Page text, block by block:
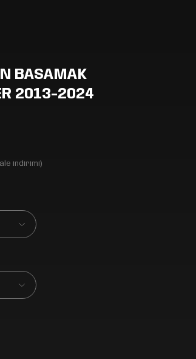
BASAMAK
2013-2024
indirimi)